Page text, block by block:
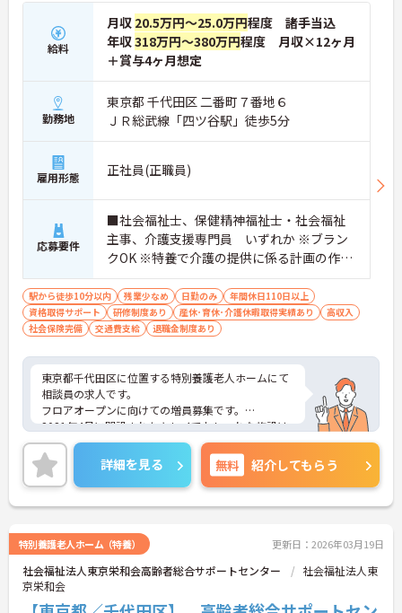
給料
月収 20.5万円～25.0万円程度 諸手当込
年収318万円～380万円程度 月収×12ヶ月
＋賞与4ヶ月想定
勤務地
東京都 千代田区 二番町７番地６
ＪＲ総武線「四ツ谷駅」徒歩5分
雇用形態 正社員(正職員)
応募要件
■社会福祉士、保健精神福祉士・社会福祉
主事、介護支援専門員 いずれか ※ブラン
クOK ※特養で介護の提供に係る計画の作成
に関し1年以上の実務経験 ※老人福祉施設で
の介護の実務経験が通算1年以上の介護福祉
士 ＜求める人物像＞ ・マルチタスクができ
る方、コミュニケーションが好きな方
駅から徒歩10分以内 残業少なめ 日勤のみ
年間休日110日以上
資格取得サポート
研修制度あり 産休･育休･介護休暇取得実績あり
高収入
社会保険完備
交通費支給 退職金制度あり
東京都千代田区に位置する特別養護老人ホームにて
相談員の求人です。
フロアオープンに向けての増員募集です。
2021年4月に開設されたキレイでおしゃれな施設は
ご利用者様はもちろん、職員も過ごしやすい環境で
す。
施設の窓口として、多岐にわたり業務をお任せいた
します。
年間休日120日あり、ワークライフバランスも大切
ご興味のある方には、面接対策ポイントなど、さら
に詳細をお話しいたしますので、お気軽にご相談く
ださい。
詳細を見る 無料 紹介してもらう
特別養護老人ホーム（特養） 更新日：2026年03月19日
社会福祉法人東京栄和会高齢者総合サポートセンター
社会福祉法人東
京栄和会